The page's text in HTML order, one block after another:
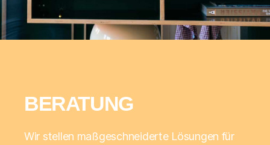
BERATUNG
Wir stellen maßgeschneiderte Lösungen für